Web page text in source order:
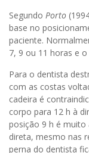
Segundo Porto
base no
paciente.
7, 9 ou 11 horas e
Para o dentista
com as costas
cadeira é
corpo para 12 h à
posição 9 h é
direta, mesmo nas
perna do dentista